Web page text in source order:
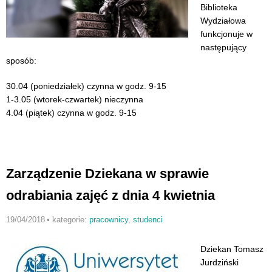
Biblioteka
Wydziałowa
funkcjonuje w
następujący
sposób:
30.04 (poniedziałek) czynna w godz. 9-15
1-3.05 (wtorek-czwartek) nieczynna
4.04 (piątek) czynna w godz. 9-15
Zarządzenie Dziekana w sprawie
odrabiania zajęć z dnia 4 kwietnia
19/04/2018 • kategorie: pracownicy, studenci
Dziekan Tomasz
Jurdziński